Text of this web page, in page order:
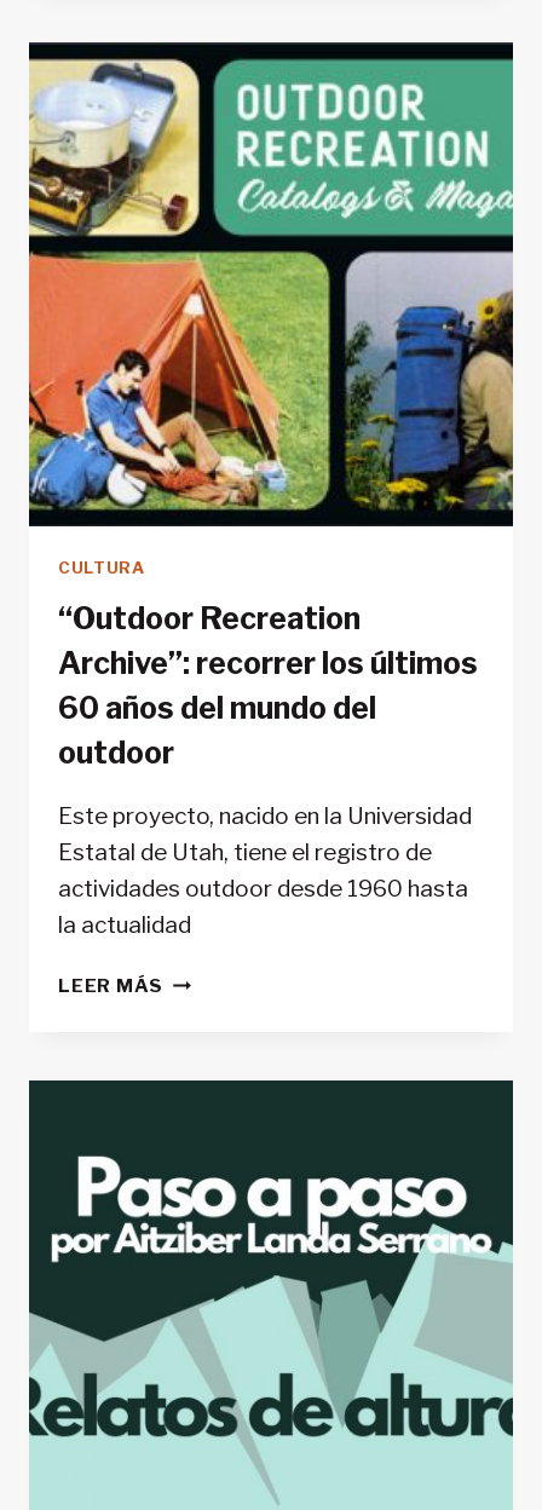
CULTURA
“Outdoor Recreation
Archive”: recorrer los últimos
60 años del mundo del
outdoor
Este proyecto, nacido en la Universidad
Estatal de Utah, tiene el registro de
actividades outdoor desde 1960 hasta
la actualidad
LEER MÁS “OUTDOOR
AÑOS
DEL
MUNDO
OUTDOOR